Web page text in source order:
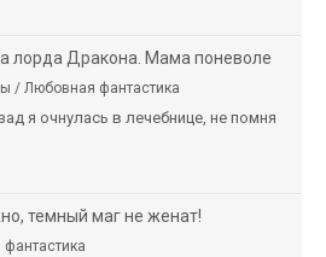
лорда Дракона. Мама поневоле
/ Любовная фантастика
я очнулась в лечебнице, не помня
темный маг не женат!